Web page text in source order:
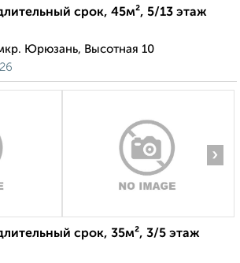
срок, 45м², 5/13 этаж
Юрюзань, Высотная 10
›
срок, 35м², 3/5 этаж